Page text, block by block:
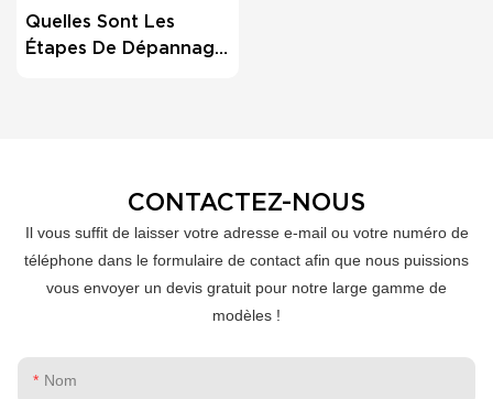
Quelles Sont Les
Étapes De Dépannage
CONTACTEZ-NOUS
Il vous suffit de laisser votre adresse e-mail ou votre numéro de
téléphone dans le formulaire de contact afin que nous puissions
vous envoyer un devis gratuit pour notre large gamme de
modèles !
Nom